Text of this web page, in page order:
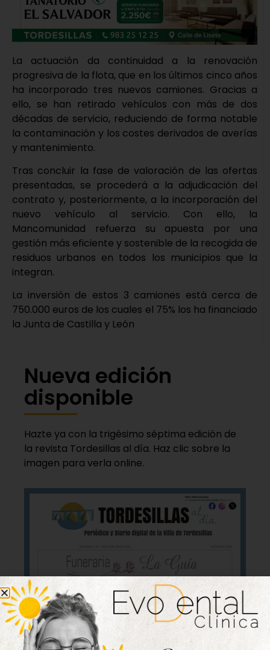
La actuación da continuidad a la renovación
progresiva de la flota, que en los últimos cinco años
ha incorporado tres nuevos camiones. Gracias a
ello, se han retirado vehículos con más de dos
décadas de servicio, reduciendo de forma notable
la contaminación y los costes derivados de averías
y mantenimiento.
Tras concluir la fase de valoración de las ofertas
presentadas, se procederá a la adjudicación del
contrato y, posteriormente, a la incorporación del
nuevo vehículo al servicio. Con ello, la
Mancomunidad refuerza su apuesta por una
gestión más eficiente y sostenible de la recogida de
residuos urbanos en todos los municipios que la
integran.
La inversión de estos 3 camiones está cerca de
750.000 euros de los cuales el 75% los ha financiado
la Junta de Castilla y León
Nueva edición
disponible
Hazte ya con la trigésimo séptima edición de
la revista Tordesillas al día. Haz clic sobre la
imagen para verla online.